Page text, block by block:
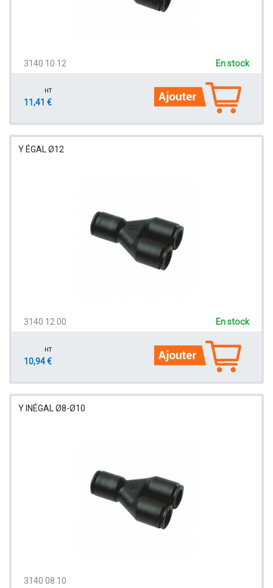
3140 10 12 En stock
HT
11,41 €
Y ÉGAL Ø12
3140 12 00 En stock
HT
10,94 €
Y INÉGAL Ø8-Ø10
3140 08 10